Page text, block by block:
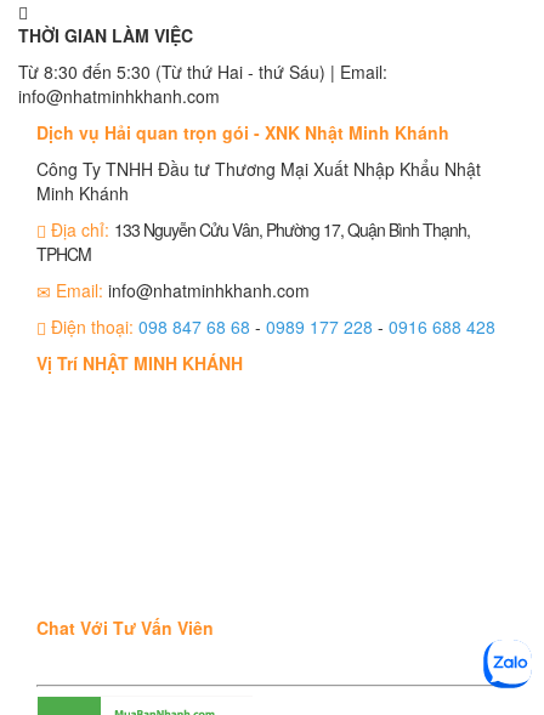
THỜI GIAN LÀM VIỆC
Từ 8:30 đến 5:30 (Từ thứ Hai - thứ Sáu) | Email:
info@nhatminhkhanh.com
Dịch vụ Hải quan trọn gói - XNK Nhật Minh Khánh
Công Ty TNHH Đầu tư Thương Mại Xuất Nhập Khẩu Nhật
Minh Khánh
Địa chỉ: 133 Nguyễn Cửu Vân, Phường 17, Quận Bình Thạnh,
TPHCM
Email: info@nhatminhkhanh.com
Điện thoại: 098 847 68 68 - 0989 177 228 - 0916 688 428
Vị Trí NHẬT MINH KHÁNH
Chat Với Tư Vấn Viên